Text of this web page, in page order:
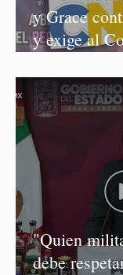
y Grace
y exige al
"Quien
debe